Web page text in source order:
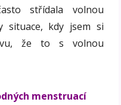
střídala volnou
situace, kdy jsem si
že to s volnou
menstruací